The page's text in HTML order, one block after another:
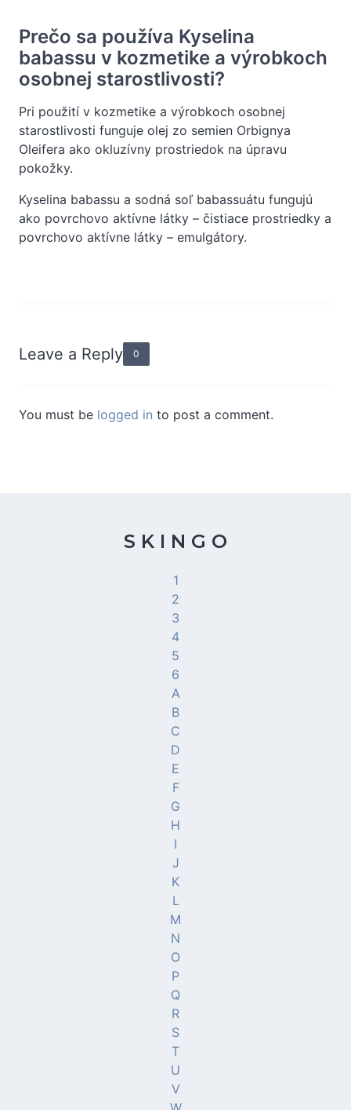
Prečo sa používa Kyselina
babassu v kozmetike a výrobkoch
osobnej starostlivosti?
Pri použití v kozmetike a výrobkoch osobnej
starostlivosti funguje olej zo semien Orbignya
Oleifera ako okluzívny prostriedok na úpravu
pokožky.
Kyselina babassu a sodná soľ babassuátu fungujú
ako povrchovo aktívne látky – čistiace prostriedky a
povrchovo aktívne látky – emulgátory.
Leave a Reply 0
You must be logged in to post a comment.
S K I N G O
1
2
3
4
5
6
A
B
C
D
E
F
G
H
I
J
K
L
M
N
O
P
Q
R
S
T
U
V